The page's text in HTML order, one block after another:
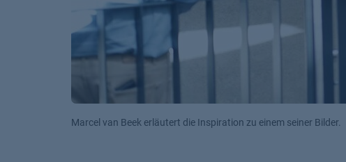
verbindet. Die Kunstfotografien zeigen Wasser